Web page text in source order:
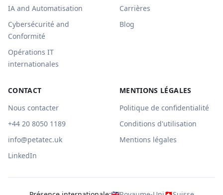
IA and Automatisation
Cybersécurité and
Conformité
Opérations IT
internationales
Carrières
Blog
CONTACT
Nous contacter
+44 20 8050 1189
info@petatec.uk
LinkedIn
MENTIONS LÉGALES
Politique de confidentialité
Conditions d'utilisation
Mentions légales